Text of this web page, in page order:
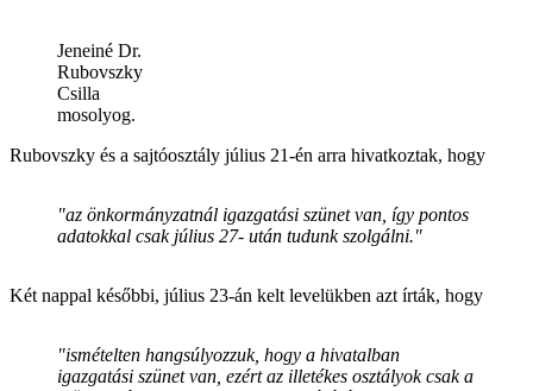
Jeneiné Dr.
Rubovszky
Csilla
mosolyog.
Rubovszky és a sajtóosztály július 21-én arra hivatkoztak, hogy
"az önkormányzatnál igazgatási szünet van, így pontos
adatokkal csak július 27- után tudunk szolgálni."
Két nappal későbbi, július 23-án kelt levelükben azt írták, hogy
"ismételten hangsúlyozzuk, hogy a hivatalban
igazgatási szünet van, ezért az illetékes osztályok csak a